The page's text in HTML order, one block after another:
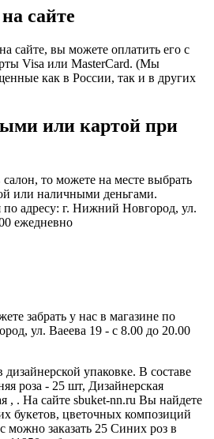
сайте
сайте, вы можете оплатить его с
Visa или MasterCard. (Мы
как в России, так и в других
или картой при
то можете на месте выбрать
или наличными деньгами.
адресу: г. Нижний Новгород, ул.
ежедневно
забрать у нас в магазине по
ул. Ваеева 19 - с 8.00 до 20.00
упаковке. В составе
роза - 25 шт, Дизайнерская
, . На сайте sbuket-nn.ru Вы найдете
букетов, цветочных композиций
можно заказать 25 Синих роз в